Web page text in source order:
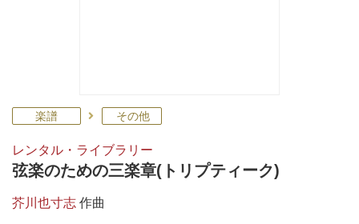
楽譜 その他
レンタル・ライブラリー
弦楽のための三楽章(トリプティーク)
芥川也寸志 作曲